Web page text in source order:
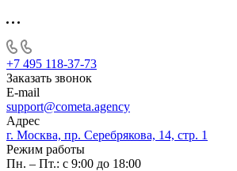
+7 495 118-37-73
Заказать звонок
E-mail
support@cometa.agency
Адрес
г. Москва, пр. Серебрякова, 14, стр. 1
Режим работы
Пн. – Пт.: с 9:00 до 18:00